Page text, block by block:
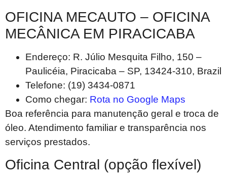
OFICINA MECAUTO – OFICINA
MECÂNICA EM PIRACICABA
Endereço: R. Júlio Mesquita Filho, 150 –
Paulicéia, Piracicaba – SP, 13424-310, Brazil
Telefone: (19) 3434-0871
Como chegar: Rota no Google Maps
Boa referência para manutenção geral e troca de
óleo. Atendimento familiar e transparência nos
serviços prestados.
Oficina Central (opção flexível)